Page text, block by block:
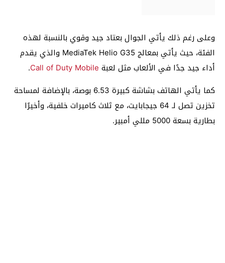
وعلى رغم ذلك يأتي الجوال بعتاد جيد وقوي بالنسبة لهذه
الفئة، حيث يأتي بمعالج MediaTek Helio G35 والذي يقدم
أداء جيد جدًا في الألعاب مثل لعبة Call of Duty Mobile
.
كما يأتي الهاتف بشاشة كبيرة 6.53 بوصة، بالإضافة لمساحة
تخزين تصل لـ 64 جيجابايت، مع ثلاث كاميرات خلفية، وأخيرًا
بطارية بسعة 5000 مللي أمبير.